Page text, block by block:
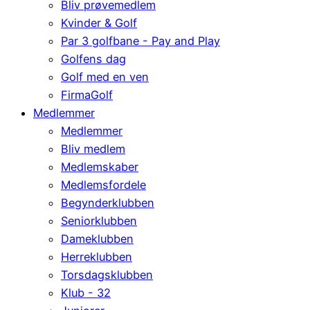
Bliv prøvemedlem
Kvinder & Golf
Par 3 golfbane - Pay and Play
Golfens dag
Golf med en ven
FirmaGolf
Medlemmer
Medlemmer
Bliv medlem
Medlemskaber
Medlemsfordele
Begynderklubben
Seniorklubben
Dameklubben
Herreklubben
Torsdagsklubben
Klub - 32